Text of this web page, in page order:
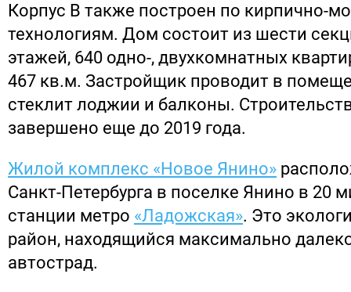
Корпус В также построен по кирпично-
технологиям. Дом состоит из шести
этажей, 640 одно-, двухкомнатных
467 кв.м. Застройщик проводит в
стеклит лоджии и балконы.
завершено еще до 2019 года.
Жилой комплекс «Новое Янино»
Санкт-Петербурга в поселке Янино в 20
станции метро «Ладожская». Это
район, находящийся максимально
автострад.